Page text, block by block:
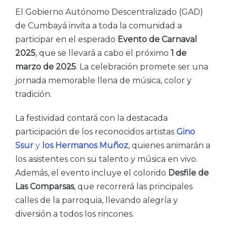
El Gobierno Autónomo Descentralizado (GAD)
de Cumbayá invita a toda la comunidad a
participar en el esperado Evento de Carnaval
2025, que se llevará a cabo el próximo 1 de
marzo de 2025. La celebración promete ser una
jornada memorable llena de música, color y
tradición.
La festividad contará con la destacada
participación de los reconocidos artistas Gino
Ssur y los Hermanos Muñoz, quienes animarán a
los asistentes con su talento y música en vivo.
Además, el evento incluye el colorido Desfile de
Las Comparsas, que recorrerá las principales
calles de la parroquia, llevando alegría y
diversión a todos los rincones.